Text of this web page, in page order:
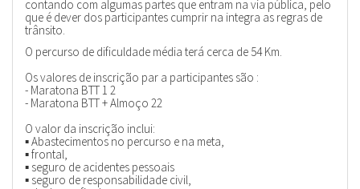
contando com algumas partes que entram na via pública, pelo
que é dever dos participantes cumprir na integra as regras de
trânsito.
O percurso de dificuldade média terá cerca de 54 Km.
Os valores de inscrição par a participantes são :
- Maratona BTT 1 2
- Maratona BTT + Almoço 22
O valor da inscrição inclui:
▪ Abastecimentos no percurso e na meta,
▪ frontal,
▪ seguro de acidentes pessoais
▪ seguro de responsabilidade civil,